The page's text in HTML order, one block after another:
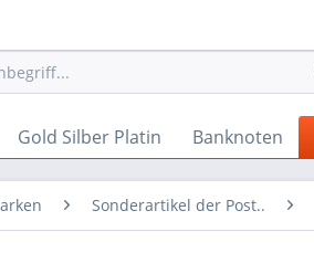
Gold Silber Platin Banknoten
Sonderartikel der Post..